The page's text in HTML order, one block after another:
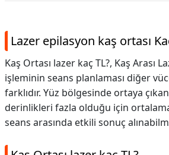
Lazer epilasyon kaş ortası
Kaş Ortası lazer kaç TL?, Kaş Arası
işleminin seans planlaması diğer
farklıdır. Yüz bölgesinde ortaya
derinlikleri fazla olduğu için
seans arasında etkili sonuç